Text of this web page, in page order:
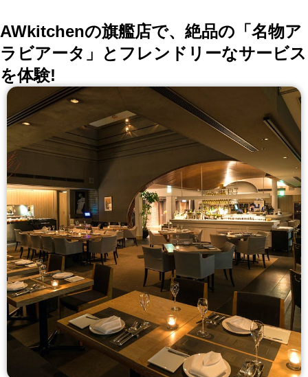
AWkitchenの旗艦店で、絶品の「名物ア
ラビアータ」とフレンドリーなサービス
を体験!